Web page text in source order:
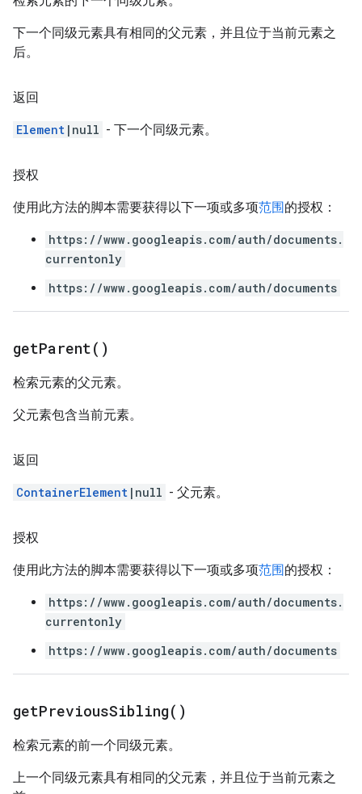
下一个同级元素具有相同的父元素，并且位于当前元素之
后。
返回
Element |null - 下一个同级元素。
授权
使用此方法的脚本需要获得以下一项或多项范围的授权：
https://www.googleapis.com/auth/documents.
currentonly
https://www.googleapis.com/auth/documents
getParent( )
检索元素的父元素。
父元素包含当前元素。
返回
ContainerElement |null - 父元素。
授权
使用此方法的脚本需要获得以下一项或多项范围的授权：
https://www.googleapis.com/auth/documents.
currentonly
https://www.googleapis.com/auth/documents
getPreviousSibling( )
检索元素的前一个同级元素。
上一个同级元素具有相同的父元素，并且位于当前元素之